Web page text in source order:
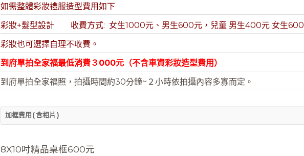
如需整體彩妝禮服造型費用如下
彩妝+髮型設計 收費方式: 女生1000元、男生600元，兒童 男生400元 女生
彩妝也可選擇自理不收費。
到府單拍全家福最低消費３000元（不含車資彩妝造型費用）
到府單拍全家福照，拍攝時間約30分鐘~２小時依拍攝內容多寡而定。
加框費用(含相片)
8X10吋精品桌框600元